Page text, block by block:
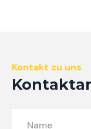
Kontakt zu uns